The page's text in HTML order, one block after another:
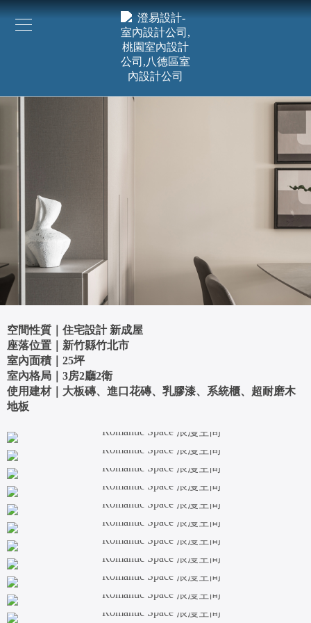
空間性質｜住宅設計 新成屋
座落位置｜新竹縣竹北市
室內面積｜25坪
室內格局｜3房2廳2衛
使用建材｜大板磚、進口花磚、乳膠漆、系統櫃、超耐磨木
地板